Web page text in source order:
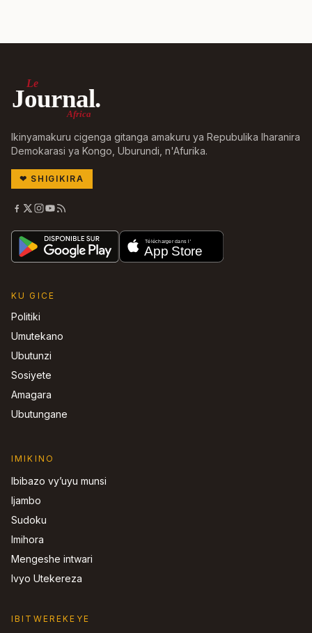
Le
Journal.
Africa
Ikinyamakuru cigenga gitanga amakuru ya Repubulika Iharanira
Demokarasi ya Kongo, Uburundi, n'Afurika.
❤ SHIGIKIRA
KU GICE
Politiki
Umutekano
Ubutunzi
Sosiyete
Amagara
Ubutungane
IMIKINO
Ibibazo vy’uyu munsi
Ijambo
Sudoku
Imihora
Mengeshe intwari
Ivyo Utekereza
IBITWEREKEYE